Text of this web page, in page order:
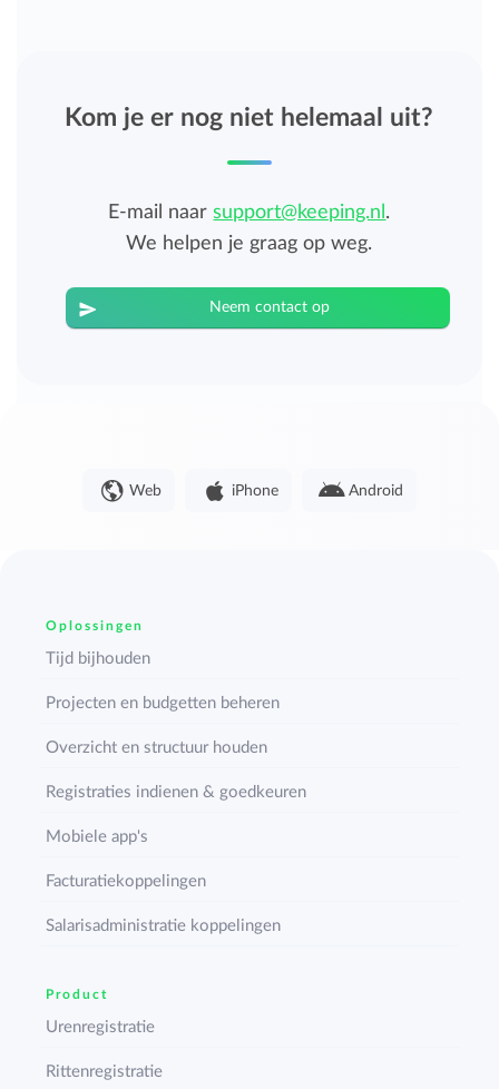
Kom je er nog niet helemaal uit?
E-mail naarsupport@keeping.nl .
We helpen je graag op weg.
Neem contact op
Web iPhone Android
Oplossingen
Tijd bijhouden
Projecten en budgetten beheren
Overzicht en structuur houden
Registraties indienen & goedkeuren
Mobiele app's
Facturatiekoppelingen
Salarisadministratie koppelingen
Product
Urenregistratie
Rittenregistratie